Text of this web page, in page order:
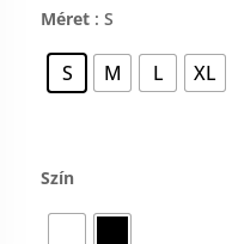
Méret : S
S M L XL
Szín